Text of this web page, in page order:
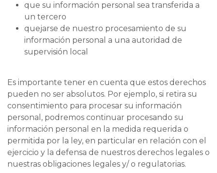
que su información personal sea transferida a
un tercero
quejarse de nuestro procesamiento de su
información personal a una autoridad de
supervisión local
Es importante tener en cuenta que estos derechos
pueden no ser absolutos. Por ejemplo, si retira su
consentimiento para procesar su información
personal, podremos continuar procesando su
información personal en la medida requerida o
permitida por la ley, en particular en relación con el
ejercicio y la defensa de nuestros derechos legales o
nuestras obligaciones legales y/ o regulatorias.